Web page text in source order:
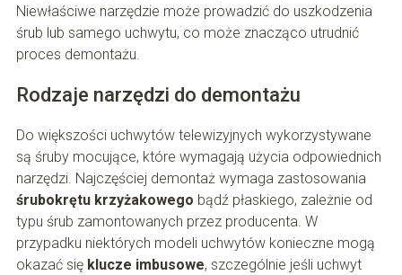
Niewłaściwe narzędzie może prowadzić do uszkodzenia
śrub lub samego uchwytu, co może znacząco utrudnić
proces demontażu.
Rodzaje narzędzi do demontażu
Do większości uchwytów telewizyjnych wykorzystywane
są śruby mocujące, które wymagają użycia odpowiednich
narzędzi. Najczęściej demontaż wymaga zastosowania
śrubokrętu krzyżakowego bądź płaskiego, zależnie od
typu śrub zamontowanych przez producenta. W
przypadku niektórych modeli uchwytów konieczne mogą
okazać się klucze imbusowe, szczególnie jeśli uchwyt